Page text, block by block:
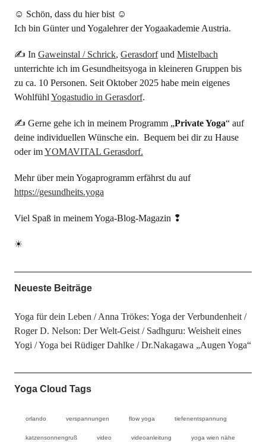
☺ Schön, dass du hier bist ☺
Ich bin Günter und Yogalehrer der Yogaakademie Austria.
✍ In Gaweinstal / Schrick, Gerasdorfund Mistelbach
unterrichte ich im Gesundheitsyoga in kleineren Gruppen bis
zu ca. 10 Personen. Seit Oktober 2025 habe mein eigenes
Wohlfühl Yogastudio in Gerasdorf.
✍ Gerne gehe ich in meinem Programm „Private Yoga“ auf
deine individuellen Wünsche ein. Bequem bei dir zu Hause
oder imYOMAVITAL Gerasdorf.
Mehr über mein Yogaprogramm erfährst du auf
https://gesundheits.yoga
Viel Spaß in meinem Yoga-Blog-Magazin ❢
☀
Neueste Beiträge
Yoga für dein Leben
Anna Trökes: Yoga der Verbundenheit
Roger D. Nelson: Der Welt-Geist
Sadhguru: Weisheit eines
Yogi
Yoga bei Rüdiger Dahlke Dr.Nakagawa „Augen Yoga“
Yoga Cloud Tags
orlando verspannungen flow yoga tiefenentspannung
katzensonnengruß video videoanleitung yoga wien nähe